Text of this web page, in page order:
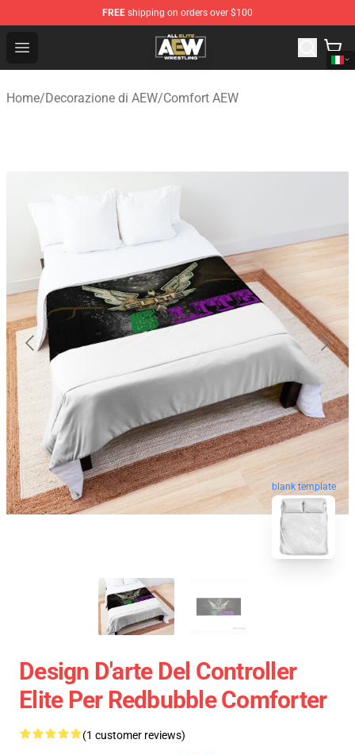
FREE shipping on orders over $100
Open menu
Aew Shop ⚡️ Official Aew Merchandise Store
Home/Decorazione di AEW/Comfort AEW
blank template
Design D'arte Del Controller
Elite Per Redbubble Comforter
(1 customer reviews)